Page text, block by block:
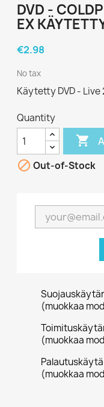
DVD -
EX
€2.98
No tax
Käytetty DVD - Live
Quantity

 Out-of-Stock
(muokkaa
(muokkaa
(muokkaa